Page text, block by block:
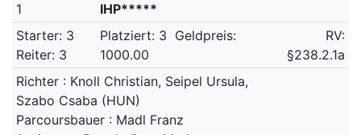
1
IHP*****
Starter: 3
Reiter: 3
Platziert: 3 Geldpreis:
1000.00
RV:
§238.2.1a
Richter : Knoll Christian, Seipel Ursula,
Szabo Csaba (HUN)
Parcoursbauer : Madl Franz